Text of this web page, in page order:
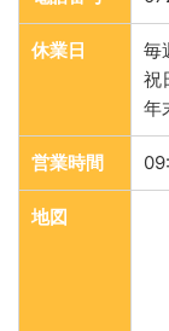
休業日
毎
祝
年
営業時間
地図